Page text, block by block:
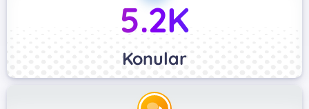
5.2K
Konular